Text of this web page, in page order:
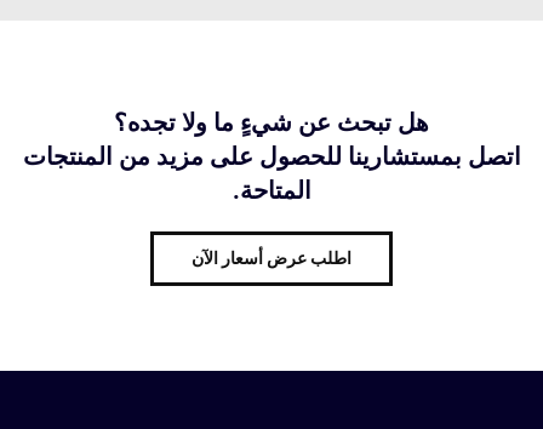
هل تبحث عن شيءٍ ما ولا تجده؟
اتصل بمستشارينا للحصول على مزيد من المنتجات
المتاحة.
اطلب عرض أسعار الآن